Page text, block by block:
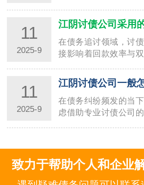
规性。温…
11
2025-9
在债务追讨领域，讨
接影响着回款效率与
略性…
11
2025-9
在债务纠纷频发的当
虑借助专业讨债公司
致力于帮助个人和企业